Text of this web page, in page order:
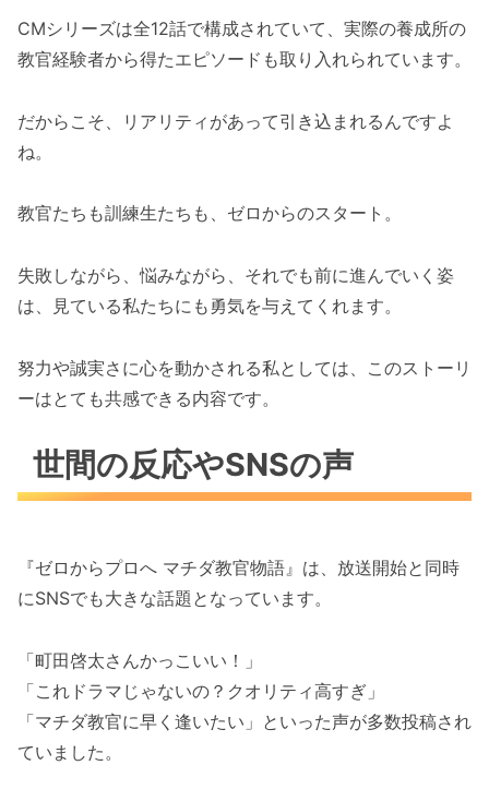
CMシリーズは全12話で構成されていて、実際の養成所の
教官経験者から得たエピソードも取り入れられています。
だからこそ、リアリティがあって引き込まれるんですよ
ね。
教官たちも訓練生たちも、ゼロからのスタート。
失敗しながら、悩みながら、それでも前に進んでいく姿
は、見ている私たちにも勇気を与えてくれます。
努力や誠実さに心を動かされる私としては、このストーリ
ーはとても共感できる内容です。
世間の反応やSNSの声
『ゼロからプロへ マチダ教官物語』は、放送開始と同時
にSNSでも大きな話題となっています。
「町田啓太さんかっこいい！」
「これドラマじゃないの？クオリティ高すぎ」
「マチダ教官に早く逢いたい」といった声が多数投稿され
ていました。